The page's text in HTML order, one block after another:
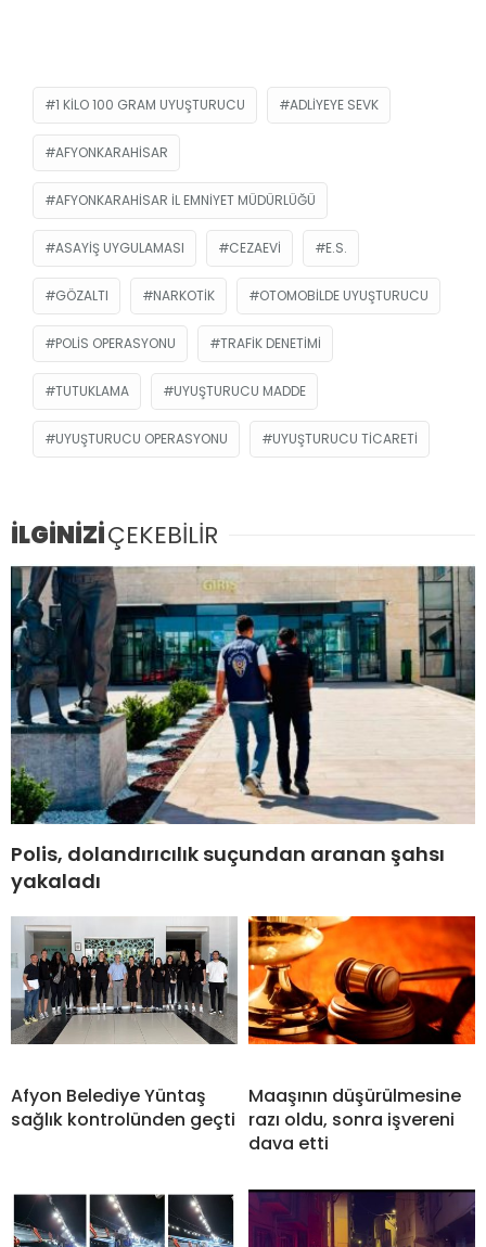
1 KILO 100 GRAM UYUŞTURUCU ADLIYEYE SEVK
AFYONKARAHISAR
AFYONKARAHISAR İL EMNIYET MÜDÜRLÜĞÜ
ASAYIŞ UYGULAMASI CEZAEVI E.S.
GÖZALTI NARKOTIK OTOMOBILDE UYUŞTURUCU
POLIS OPERASYONU TRAFIK DENETIMI
TUTUKLAMA UYUŞTURUCU MADDE
UYUŞTURUCU OPERASYONU UYUŞTURUCU TICARETI
İLGİNİZİÇEKEBİLİR
Polis, dolandırıcılık suçundan aranan şahsı
yakaladı
Afyon Belediye Yüntaş
sağlık kontrolünden geçti
Maaşının düşürülmesine
razı oldu, sonra işvereni
dava etti